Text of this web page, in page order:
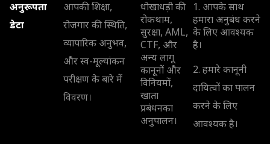
अनुरूपता
डेटा
आपकी शिक्षा,
रोजगार की स्थिति,
व्यापारिक अनुभव,
और स्व-मूल्यांकन
परीक्षण के बारे में
विवरण।
धोखाधड़ी की
रोकथाम,
सुरक्षा, AML,
CTF, और
अन्य लागू
कानूनों और
विनियमों,
खाता
प्रबंधनका
अनुपालन।
1. आपके साथ
हमारा अनुबंध करने
के लिए आवश्यक
है।
2. हमारे कानूनी
दायित्वों का पालन
करने के लिए
आवश्यक है।